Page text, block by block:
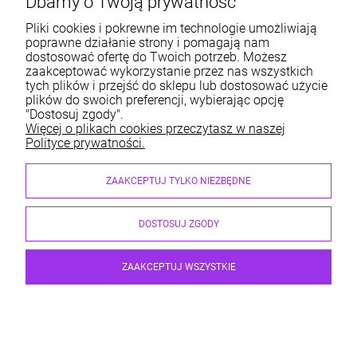
Mobilny widget karty produktu
Informacje
O nas
Moje konto
Sklep internetowy ABM Wyposażamy Sklepy | ul. Dobry
Początek 6, 30-798 Kraków
sklep@abm.com.pl| 667 004 622, 515 212 597
NIP: 6792469111 | REGON: 351364718
Pliki cookies i pokrewne im technologie umożliwiają
poprawne działanie strony i pomagają nam
dostosować ofertę do Twoich potrzeb. Możesz
zaakceptować wykorzystanie przez nas wszystkich
tych plików i przejść do sklepu lub dostosować użycie
plików do swoich preferencji, wybierając opcję
"Dostosuj zgody".
Więcej o plikach cookies przeczytasz w naszej
Polityce prywatności.
ZAAKCEPTUJ TYLKO NIEZBĘDNE
DOSTOSUJ ZGODY
ZAAKCEPTUJ WSZYSTKIE